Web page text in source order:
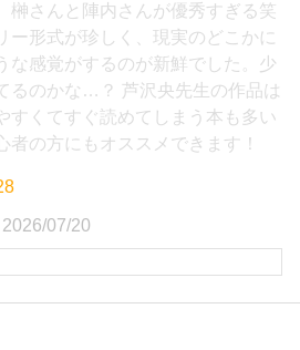
榊さんと陣内さんが優秀すぎる笑
ー形式が珍しく、現実のどこかに
な感覚がするのが新鮮でした。少
るのかな…？ 芦沢央先生の作品は
すくてすぐ読めてしまう本も多い
者の方にもオススメできます！
2026/07/20